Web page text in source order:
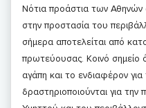
Νότια προάστια των Αθηνών
στην προστασία του
σήμερα αποτελείται από
πρωτεύουσας. Κοινό σημείο
αγάπη και το ενδιαφέρον
δραστηριοποιούνται για